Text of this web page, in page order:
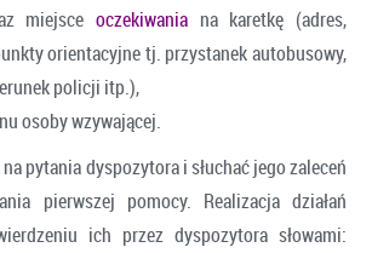
miejsce oczekiwania na karetkę (adres,
orientacyjne tj. przystanek autobusowy,
policji itp.),
osoby wzywającej.
pytania dyspozytora i słuchać jego zaleceń
pierwszej pomocy. Realizacja działań
ich przez dyspozytora słowami: